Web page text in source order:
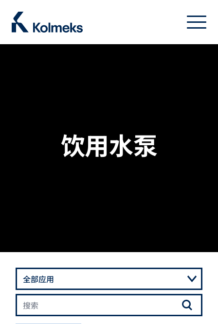
菜单
关闭
Home/ 水泵业务 / 饮用水泵
饮用水泵